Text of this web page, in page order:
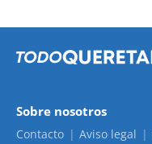
Sobre nosotros
Contacto Aviso legal